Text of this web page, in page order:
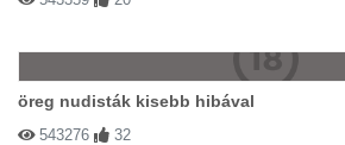
öreg nudisták kisebb hibával
543276 32